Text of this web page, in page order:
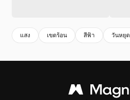
แสง เขตร้อน สีฟ้า วันหยุด